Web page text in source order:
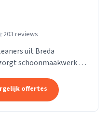
203 reviews
uit Breda
schoonmaakwerk bij
schoonmakers. Wij
offertes